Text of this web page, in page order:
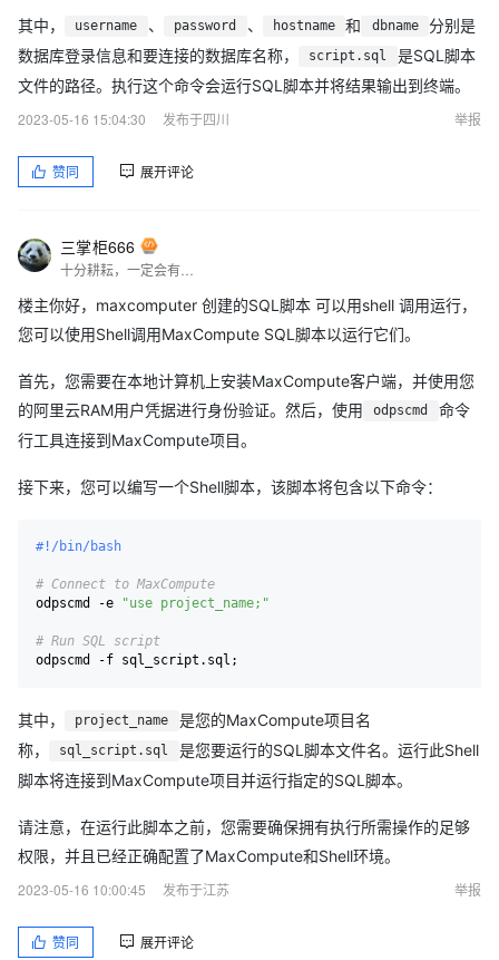
其中， username 、 password 、 hostname 和 dbname
分别是
数据库登录信息和要连接的数据库名称，
script.sql
是SQL脚本
文件的路径。执行这个命令会运行SQL脚本并将结果输出到终端。
2023-05-16 15:04:30
发布于四川 举报
赞同 展开评论
三掌柜666
楼主你好，maxcomputer 创建的SQL脚本 可以用shell 调用运行，
您可以使用Shell调用MaxCompute SQL脚本以运行它们。
首先，您需要在本地计算机上安装MaxCompute客户端，并使用您
的阿里云RAM用户凭据进行身份验证。然后，使用
odpscmd
命令
行工具连接到MaxCompute项目。
接下来，您可以编写一个Shell脚本，该脚本将包含以下命令：
#!/bin/bash
# Connect to MaxCompute
odpscmd -e
"use project_name;"
# Run SQL script
其中， project_name
是您的MaxCompute项目名
称，
sql_script.sql
是您要运行的SQL脚本文件名。运行此Shell
脚本将连接到MaxCompute项目并运行指定的SQL脚本。
请注意，在运行此脚本之前，您需要确保拥有执行所需操作的足够
权限，并且已经正确配置了MaxCompute和Shell环境。
2023-05-16 10:00:45
发布于江苏 举报
赞同 展开评论